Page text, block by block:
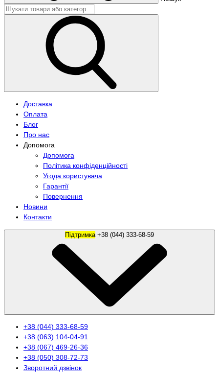
Доставка
Оплата
Блог
Про нас
Допомога
Допомога
Політика конфіденційності
Угода користувача
Гарантії
Повернення
Новини
Контакти
Підтримка
+38 (044) 333-68-59
+38 (063) 104-04-91
+38 (067) 469-26-36
+38 (050) 308-72-73
Зворотний дзвінок